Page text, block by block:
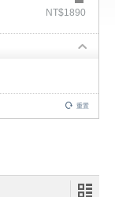
‎NT$1890
重置